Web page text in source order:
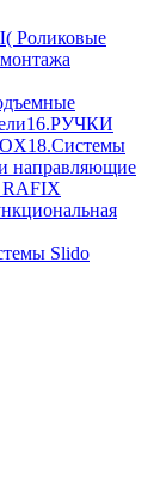
16.РУЧКИ
18.Системы
направляющие
RAFIX
Slido